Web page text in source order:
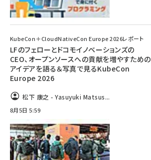
KubeCon＋CloudNativeCon Europe 2026レポート
LFのフェローとドコモイノベーションズの
CEO、オープンソースへの貢献を増やすための
アイデアを語る＆写真で見るKubeCon
Europe 2026
松下 康之 - Yasuyuki Matsus...
8月5日 5:59